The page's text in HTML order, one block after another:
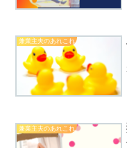
兼業主夫のあれこれ
兼業主夫のあれこれ